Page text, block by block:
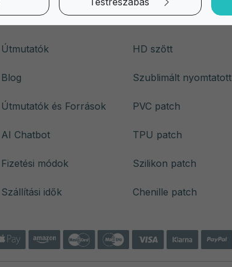
Útmutatók
Blog
Útmutatók és Források
AI Chatbot
Fizetési módok
Szállítási idők
HD szőtt
Szublimált nyomtatott
PVC patch
TPU patch
Szilikon patch
Chenille patch